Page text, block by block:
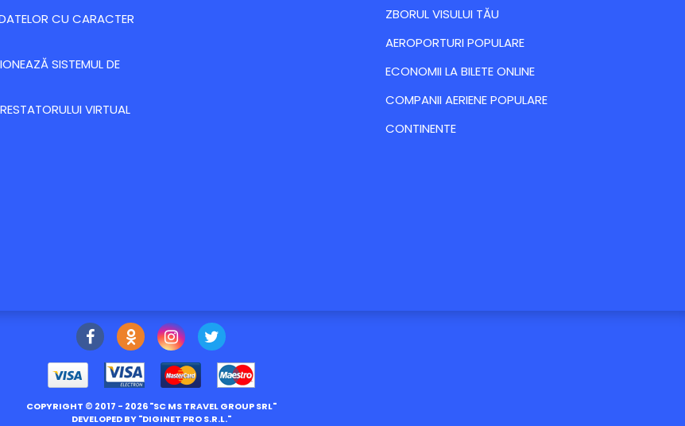
CU CARACTER
SISTEMUL DE
VIRTUAL
ZBORUL VISULUI TĂU
AEROPORTURI POPULARE
ECONOMII LA BILETE ONLINE
COMPANII AERIENE POPULARE
CONTINENTE
COPYRIGHT © 2017 - 2026 "SC MS TRAVEL GROUP SRL"
DEVELOPED BY "DIGINET PRO S.R.L."